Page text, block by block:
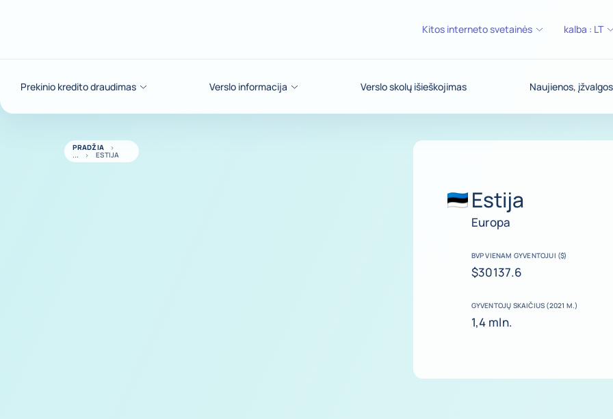
Prekinio kredito draudimas Verslo informacija Verslo skolų išieškojimas Naujienos,
Kitos interneto svetainės kalba : LT
PRADŽIA
ESTIJA
Estija
Europa
BVP VIENAM GYVENTOJUI ($)
$30137.6
GYVENTOJŲ SKAIČIUS (2021 M.)
1,4 mln.